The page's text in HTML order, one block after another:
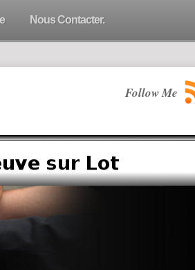
Nous Contacter.
Follow Me